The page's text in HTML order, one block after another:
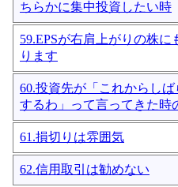
ちらかに集中投資したい時
59.EPSが右肩上がりの株に
ります
60.投資先が「これからし
するわ」って言ってきた時
61.損切りは雰囲気
62.信用取引は勧めない